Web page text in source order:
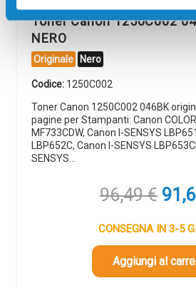
Toner Canon 1250C002
NERO
Originale Nero
Codice: 1250C002
Toner Canon 1250C002 046BK
pagine per Stampanti: Canon
MF733CDW, Canon I-SENSYS
LBP652C, Canon I-SENSYS
SENSYS…
96,49€ Il
era:
CONSEGNA IN 3-5
Aggiungi al